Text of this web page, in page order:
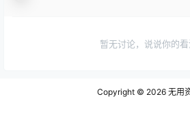
暂无讨论，说说你的
Copyright © 2026 无用